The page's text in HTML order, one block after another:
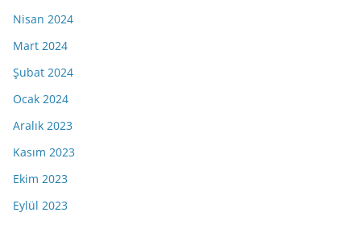
Nisan 2024
Mart 2024
Şubat 2024
Ocak 2024
Aralık 2023
Kasım 2023
Ekim 2023
Eylül 2023